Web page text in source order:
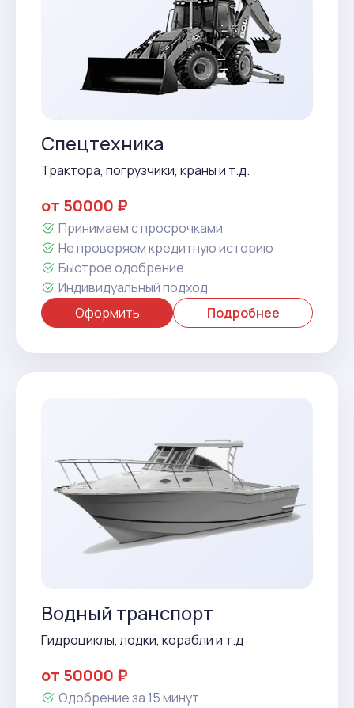
Спецтехника
Трактора, погрузчики, краны и т.д.
от 50000 ₽
Принимаем с просрочками
Не проверяем кредитную историю
Быстрое одобрение
Индивидуальный подход
Оформить
Подробнее
Водный транспорт
Гидроциклы, лодки, корабли и т.д
от 50000 ₽
Одобрение за 15 минут